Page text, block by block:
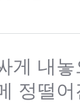
게 내
정떨어